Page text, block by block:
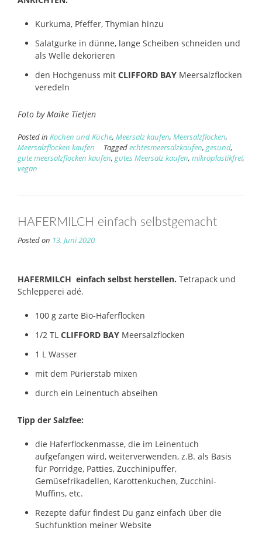
Kurkuma, Pfeffer, Thymian hinzu
Salatgurke in dünne, lange Scheiben schneiden und
als Welle dekorieren
den Hochgenuss mit CLIFFORD BAY Meersalzflocken
veredeln
Foto by Maike Tietjen
Posted in Kochen und Küche, Meersalz kaufen, Meersalzflocken,
Meersalzflocken kaufen
Taggedechtesmeersalzkaufen,gesund,
gute meersalzflocken kaufen,gutes Meersalz kaufen, mikroplastikfrei,
vegan
HAFERMILCH einfach selbstgemacht
Posted on 13. Juni 2020
HAFERMILCH einfach selbst herstellen. Tetrapack und
Schlepperei adé.
100 g zarte Bio-Haferflocken
1/2 TL CLIFFORD BAY Meersalzflocken
1 L Wasser
mit dem Pürierstab mixen
durch ein Leinentuch abseihen
Tipp der Salzfee:
die Haferflockenmasse, die im Leinentuch
aufgefangen wird, weiterverwenden, z.B. als Basis
für Porridge, Patties, Zucchinipuffer,
Gemüsefrikadellen, Karottenkuchen, Zucchini-
Muffins, etc.
Rezepte dafür findest Du ganz einfach über die
Suchfunktion meiner Website